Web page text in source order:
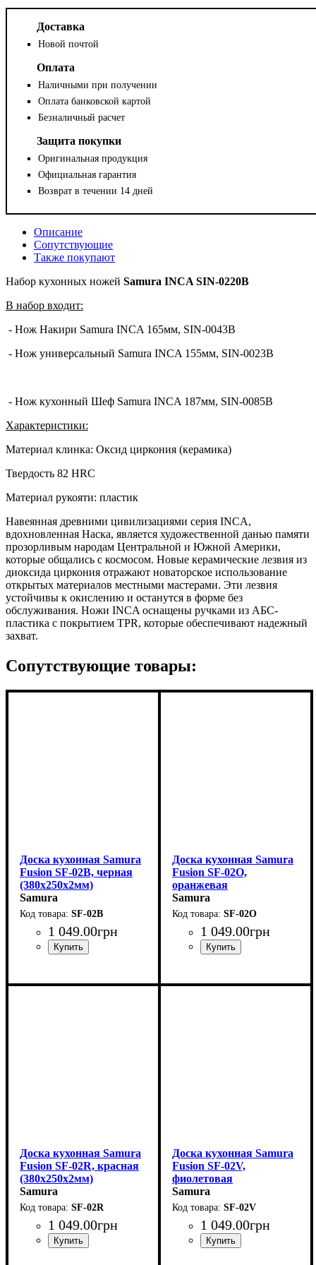
Доставка
Новой почтой
Оплата
Наличными при получении
Оплата банковской картой
Безналичный расчет
Защита покупки
Оригинальная продукция
Официальная гарантия
Возврат в течении 14 дней
Описание
Сопутствующие
Также покупают
Набор кухонных ножей Samura INCA SIN-0220B
В набор входит:
- Нож Накири Samura INCA 165мм, SIN-0043B
- Нож универсальный Samura INCA 155мм, SIN-0023B
- Нож кухонный Шеф Samura INCA 187мм, SIN-0085B
Характеристики:
Материал клинка: Оксид циркония (керамика)
Твердость 82 HRC
Материал рукояти: пластик
Навеянная древними цивилизациями серия INCA,
вдохновленная Наска, является художественной данью памяти
прозорливым народам Центральной и Южной Америки,
которые общались с космосом. Новые керамические лезвия из
диоксида циркония отражают новаторское использование
открытых материалов местными мастерами. Эти лезвия
устойчивы к окислению и останутся в форме без
обслуживания. Ножи INCA оснащены ручками из АБС-
пластика с покрытием TPR, которые обеспечивают надежный
захват.
Сопутствующие товары:
Доска кухонная Samura
Fusion SF-02B, черная
(380x250x2мм)
Samura
SF-02B
1 049.00грн
Доска кухонная Samura
Fusion SF-02O,
оранжевая
(380x250x2мм)
Samura
SF-02O
1 049.00грн
Доска кухонная Samura
Fusion SF-02R, красная
(380x250x2мм)
Samura
SF-02R
1 049.00грн
Доска кухонная Samura
Fusion SF-02V,
фиолетовая
(380x250x2мм)
Samura
SF-02V
1 049.00грн